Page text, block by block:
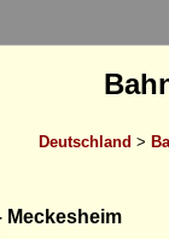
Deutschland >
Meckesheim